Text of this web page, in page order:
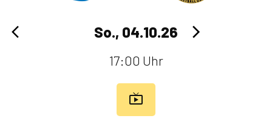
So., 04.10.26
17:00 Uhr